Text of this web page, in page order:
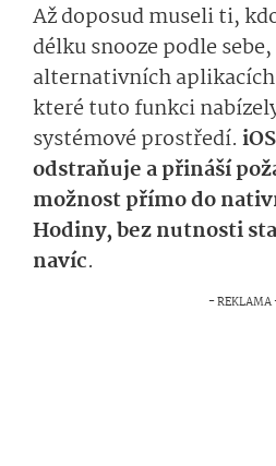
Až doposud museli ti,
délku snooze podle
alternativních
které tuto funkci
systémové prostředí.
odstraňuje a přináší
možnost přímo do
Hodiny, bez nutnosti
navíc.